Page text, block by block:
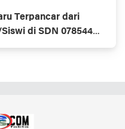
Terpancar dari
di SDN 078544